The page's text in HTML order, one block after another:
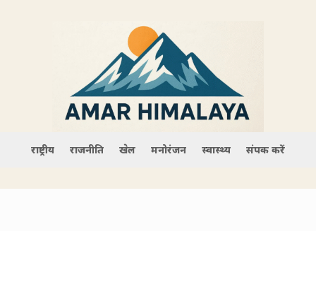
राष्ट्रीय राजनीति खेल मनोरंजन स्वास्थ्य संपर्क करें